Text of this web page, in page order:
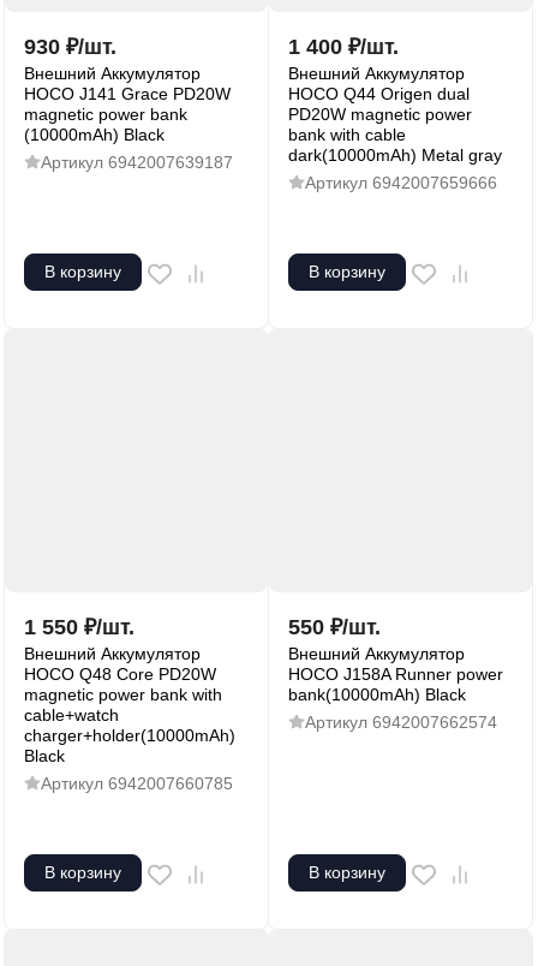
930 ₽/шт.
Внешний Аккумулятор
HOCO J141 Grace PD20W
magnetic power bank
(10000mAh) Black
Артикул 6942007639187
В корзину
1 400 ₽/шт.
Внешний Аккумулятор
HOCO Q44 Origen dual
PD20W magnetic power
bank with cable
dark(10000mAh) Metal gray
Артикул 6942007659666
В корзину
1 550 ₽/шт.
Внешний Аккумулятор
HOCO Q48 Core PD20W
magnetic power bank with
cable+watch
charger+holder(10000mAh)
Black
Артикул 6942007660785
В корзину
550 ₽/шт.
Внешний Аккумулятор
HOCO J158A Runner power
bank(10000mAh) Black
Артикул 6942007662574
В корзину